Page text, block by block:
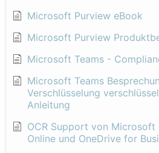
Microsoft Purview eBook
Microsoft Purview
Microsoft Teams -
Microsoft Teams
Verschlüsselung
Anleitung
OCR Support von Microsoft
Online und OneDrive for